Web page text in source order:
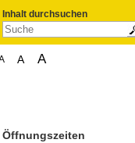
Inhalt durchsuchen
A A
Öffnungszeiten